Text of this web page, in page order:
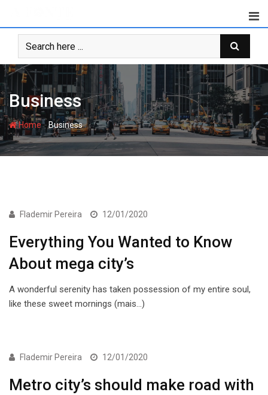
content
Business
Home-Business
ECONOMIA
Flademir Pereira 12/01/2020
Everything You Wanted to Know
About mega city’s
A wonderful serenity has taken possession of my entire soul,
like these sweet mornings (mais…)
ECONOMIA
Flademir Pereira 12/01/2020
Metro city’s should make road with